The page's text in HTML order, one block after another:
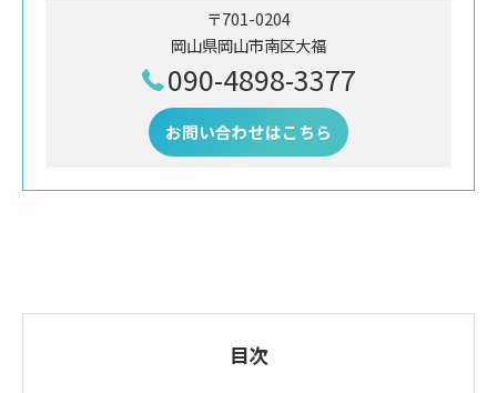
〒701-0204
岡山県岡山市南区大福
090-4898-3377
お問い合わせはこちら
目次